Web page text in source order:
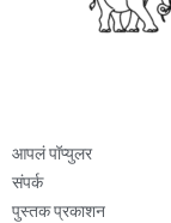
आपलं पॉप्युलर
संपर्क
पुस्तक प्रकाशन